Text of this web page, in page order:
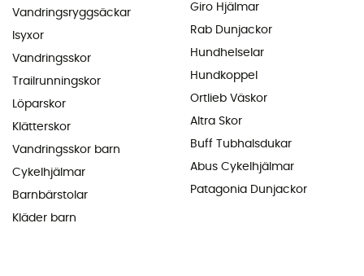
Vandringsryggsäckar
Isyxor
Vandringsskor
Trailrunningskor
Löparskor
Klätterskor
Vandringsskor barn
Cykelhjälmar
Barnbärstolar
Kläder barn
Giro Hjälmar
Rab Dunjackor
Hundhelselar
Hundkoppel
Ortlieb Väskor
Altra Skor
Buff Tubhalsdukar
Abus Cykelhjälmar
Patagonia Dunjackor